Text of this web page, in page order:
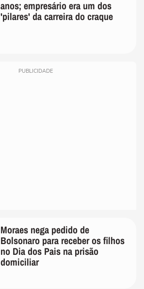
anos; empresário era um dos
'pilares' da carreira do craque
PUBLICIDADE
Moraes nega pedido de
Bolsonaro para receber os filhos
no Dia dos Pais na prisão
domiciliar